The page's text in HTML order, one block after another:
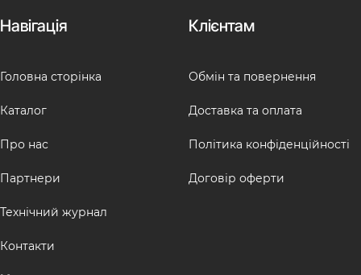
Навігація
Головна сторінка
Каталог
Про нас
Партнери
Технічний журнал
Контакти
Клієнтам
Обмін та повернення
Доставка та оплата
Політика конфіденційності
Договір оферти